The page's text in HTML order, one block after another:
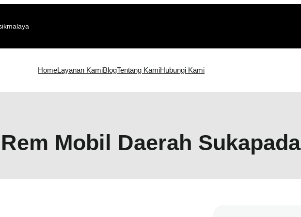
HomeLayanan KamiBlogTentang KamiHubungi Kami
Mobil Daerah Sukapada